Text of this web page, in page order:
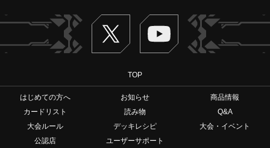
Twitter ヴァンガードch
TOP
はじめての方へ お知らせ
商品情報
カードリスト
読み物
Q&A
大会ルール
デッキレシピ
大会・イベント
公認店
ユーザーサポート